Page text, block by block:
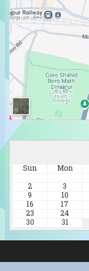
Sun Mon
2
3
9
10
16
17
23
24
30
31